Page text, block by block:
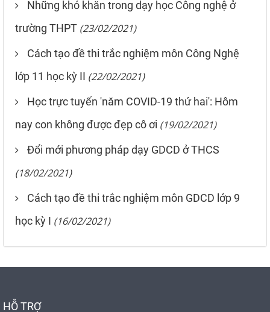
Những khó khăn trong dạy học Công nghệ ở
trường THPT (23/02/2021)
Cách tạo đề thi trắc nghiệm môn Công Nghệ
lớp 11 học kỳ II (22/02/2021)
Học trực tuyến 'năm COVID-19 thứ hai': Hôm
nay con không được đẹp cô ơi (19/02/2021)
Đổi mới phương pháp dạy GDCD ở THCS
(18/02/2021)
Cách tạo đề thi trắc nghiệm môn GDCD lớp 9
học kỳ I (16/02/2021)
HỖ TRỢ